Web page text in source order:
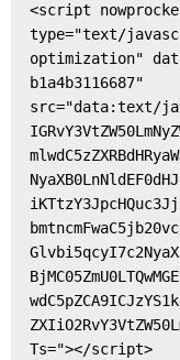
<script
type="text/
optimization"
b1a4b3116687"
src="data:text/
Ts="></script>